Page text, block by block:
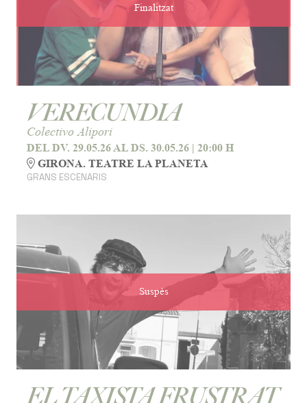
Finalitzat
VERECUNDIA
Colectivo Alipori
DEL DV. 29.05.26AL DS. 30.05.26 | 20:00 H
GIRONA. TEATRE LA PLANETA
GRANS ESCENARIS
Suspès
EL TAXISTA FRUSTRAT